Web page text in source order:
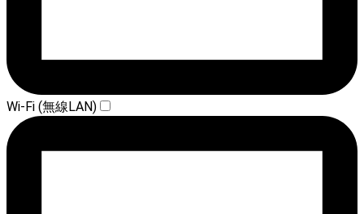
Wi-Fi (無線LAN)